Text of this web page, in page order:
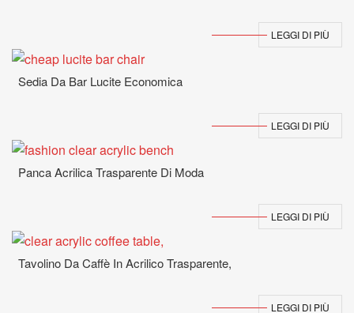
LEGGI DI PIÙ
Sedia Da Bar Lucite Economica
LEGGI DI PIÙ
Panca Acrilica Trasparente Di Moda
LEGGI DI PIÙ
Tavolino Da Caffè In Acrilico Trasparente,
LEGGI DI PIÙ